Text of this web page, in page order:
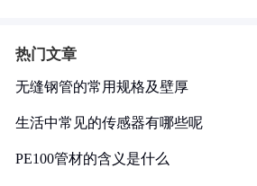
热门文章
无缝钢管的常用规格及壁厚
生活中常见的传感器有哪些呢
PE100管材的含义是什么